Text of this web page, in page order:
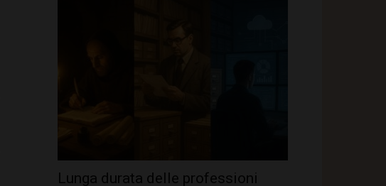
Lunga durata delle professioni